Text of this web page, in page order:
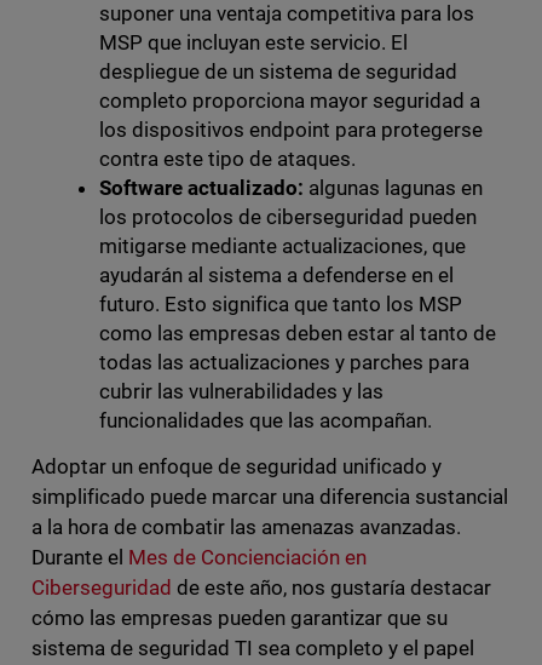
suponer una ventaja competitiva para los
MSP que incluyan este servicio. El
despliegue de un sistema de seguridad
completo proporciona mayor seguridad a
los dispositivos endpoint para protegerse
contra este tipo de ataques.
Software actualizado: algunas lagunas en
los protocolos de ciberseguridad pueden
mitigarse mediante actualizaciones, que
ayudarán al sistema a defenderse en el
futuro. Esto significa que tanto los MSP
como las empresas deben estar al tanto de
todas las actualizaciones y parches para
cubrir las vulnerabilidades y las
funcionalidades que las acompañan.
Adoptar un enfoque de seguridad unificado y
simplificado puede marcar una diferencia sustancial
a la hora de combatir las amenazas avanzadas.
Durante el Mes de Concienciación en
Ciberseguridad de este año, nos gustaría destacar
cómo las empresas pueden garantizar que su
sistema de seguridad TI sea completo y el papel